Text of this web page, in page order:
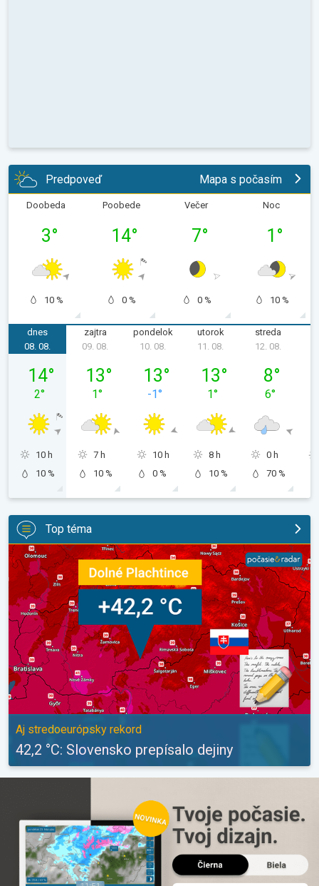
Predpoveď Mapa s počasím
Doobeda
3°
10 %
Poobede
14°
0 %
Večer
7°
0 %
Noc
1 °
10 %
dnes
sobota 08. 08.
08. 08.
14°
2°
10 h
10 %
zajtra
09. 08.
13°
1°
7 h
10 %
pondelok
10. 08.
13°
-1°
10 h
0 %
utorok
11. 08.
13°
1°
8 h
10 %
streda
12. 08.
8°
6°
0 h
70 %
Top téma
42,2 °C: Slovensko prepísalo dejiny. Aj stredoeurópsky rekord.
Aj stredoeurópsky rekord
42,2 °C: Slovensko prepísalo dejiny